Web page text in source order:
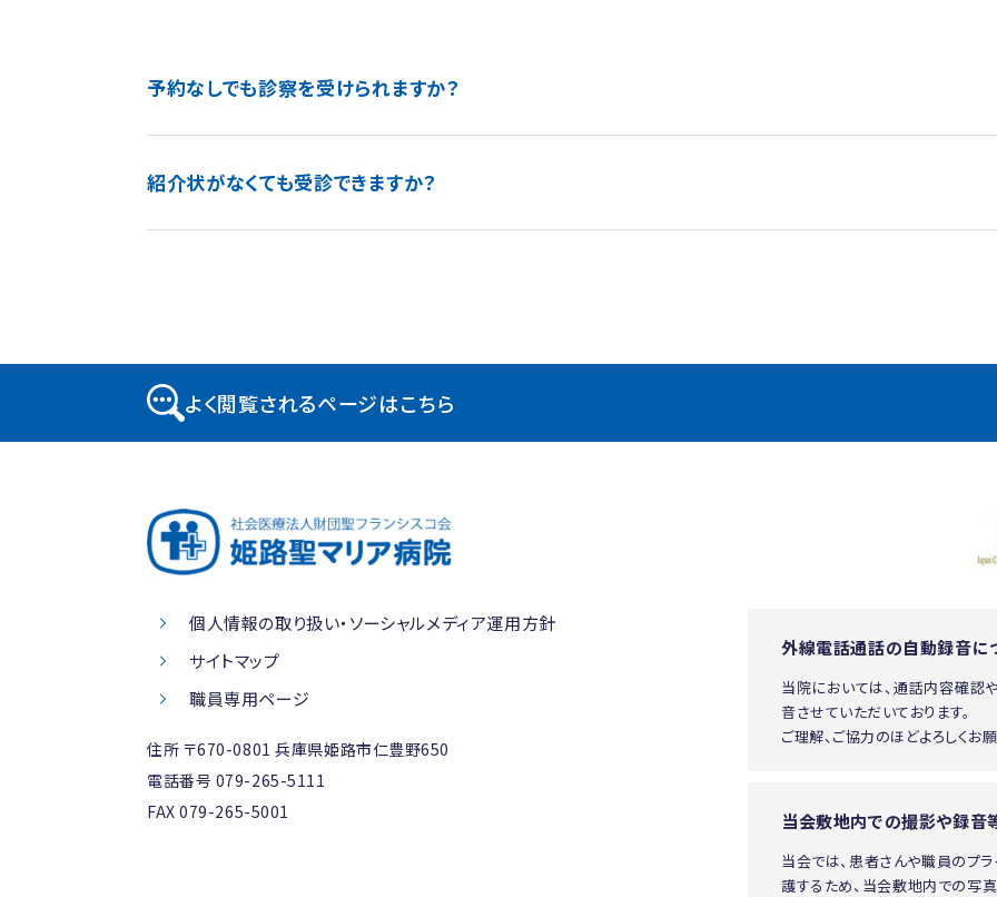
予約なしでも診察を受けられますか？
紹介状がなくても受診できますか？
よく閲覧されるページはこちら
個人情報の取り扱い・ソーシャルメディア運用方針
サイトマップ
職員専用ページ
住所 〒670-0801兵庫県姫路市仁豊野650
電話番号 079-265-5111
FAX 079-265-5001
外線電話通話の自動録音に
当院においては、通話内容確認
音させていただいております。
ご理解、ご協力のほどよろしくお
当会敷地内での撮影や録音
当会では、患者さんや職員のプ
護するため、当会敷地内での写